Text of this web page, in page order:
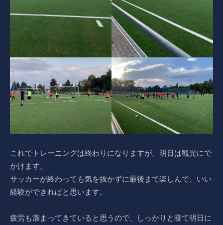
これでトレーニングは終わりになりますが、明日は観光にで
かけます。
サッカーが終わっても気を抜かずに最後まで楽しんで、いい
経験ができればと思います。
疲労も溜まってきていると思うので、しっかりと寝て明日に